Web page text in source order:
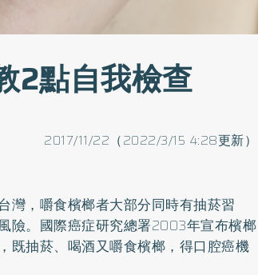
點自我檢查
2017/11/22（2022/3/15 4:28更新）
灣，嚼食檳榔者大部分同時有抽菸習
險。國際癌症研究總署2003年宣布檳榔
既抽菸、喝酒又嚼食檳榔，得口腔癌機